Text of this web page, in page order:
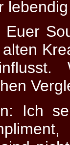
Euer
Ich